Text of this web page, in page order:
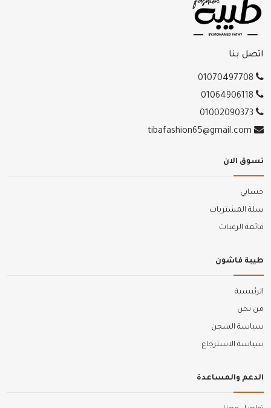
اتصل بنا
تسوق الان
حسابي
سلة المشتريات
قائمة الرغبات
طيبة فاشون
الرئيسية
من نحن
سياسة الشحن
سياسة الاسترجاع
الدعم والمساعدة